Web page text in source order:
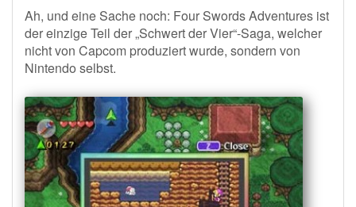
Ah, und eine Sache noch: Four Swords Adventures ist
der einzige Teil der „Schwert der Vier“-Saga, welcher
nicht von Capcom produziert wurde, sondern von
Nintendo selbst.